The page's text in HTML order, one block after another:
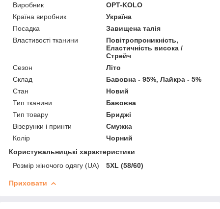
Виробник
OPT-KOLO
Країна виробник
Україна
Посадка
Завищена талія
Властивості тканини
Повітропроникність,
Еластичність висока /
Стрейч
Сезон
Літо
Склад
Бавовна - 95%, Лайкра - 5%
Стан
Новий
Тип тканини
Бавовна
Тип товару
Бриджі
Візерунки і принти
Смужка
Колір
Чорний
Користувальницькі характеристики
Розмір жіночого одягу (UA)
5XL (58/60)
Приховати